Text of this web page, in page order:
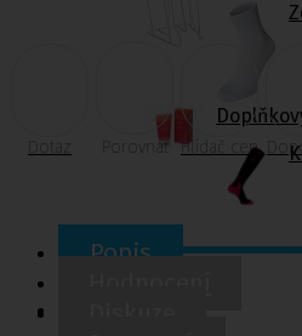
Dotaz Porovnat Hlídač cen
Popis